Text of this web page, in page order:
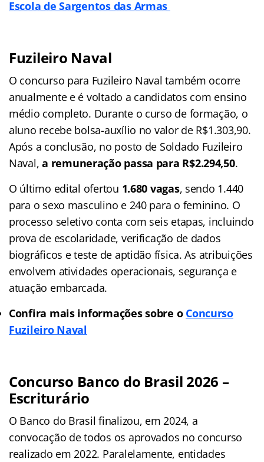
Escola de Sargentos das Armas
Fuzileiro Naval
O concurso para Fuzileiro Naval também ocorre
anualmente e é voltado a candidatos com ensino
médio completo. Durante o curso de formação, o
aluno recebe bolsa-auxílio no valor de R$1.303,90.
Após a conclusão, no posto de Soldado Fuzileiro
Naval,a remuneração passa para R$2.294,50.
O último edital ofertou 1.680 vagas, sendo 1.440
para o sexo masculino e 240 para o feminino. O
processo seletivo conta com seis etapas, incluindo
prova de escolaridade, verificação de dados
biográficos e teste de aptidão física. As atribuições
envolvem atividades operacionais, segurança e
atuação embarcada.
Confira mais informações sobre o Concurso
Fuzileiro Naval
Concurso Banco do Brasil 2026 –
Escriturário
O Banco do Brasil finalizou, em 2024, a
convocação de todos os aprovados no concurso
realizado em 2022. Paralelamente, entidades